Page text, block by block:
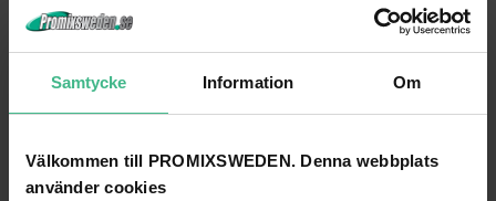
Samtycke Information Om
Välkommen till PROMIXSWEDEN. Denna webbplats
använder cookies